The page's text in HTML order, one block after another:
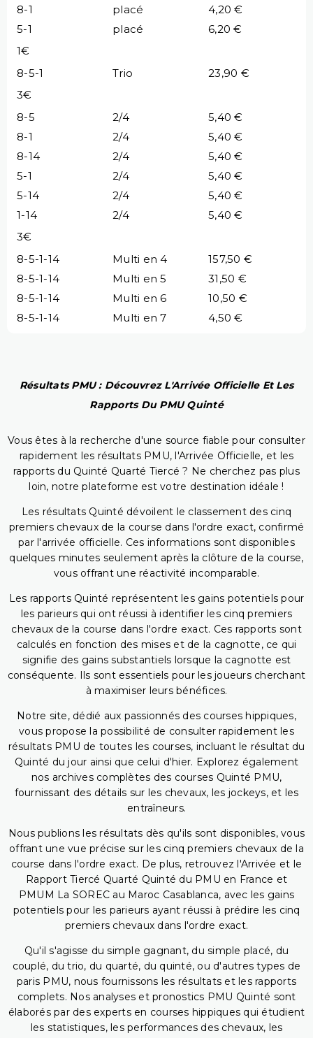
8-1 placé
4,20 €
5-1
placé
6,20 €
1€
8-5-1
Trio
23,90 €
3€
8-5
2/4
5,40 €
8-1
2/4
5,40 €
8-14
2/4
5,40 €
5-1
2/4
5,40 €
5-14
2/4
5,40 €
1-14
2/4
5,40 €
3€
8-5-1-14
Multi en 4
157,50 €
8-5-1-14
Multi en 5
31,50 €
8-5-1-14
Multi en 6
10,50 €
8-5-1-14
Multi en 7 4,50 €
Résultats PMU : Découvrez L'Arrivée Officielle Et Les
Rapports Du PMU Quinté
Vous êtes à la recherche d'une source fiable pour consulter
rapidement les résultats PMU, l'Arrivée Officielle, et les
rapports du Quinté Quarté Tiercé ? Ne cherchez pas plus
loin, notre plateforme est votre destination idéale !
Les résultats Quinté dévoilent le classement des cinq
premiers chevaux de la course dans l'ordre exact, confirmé
par l'arrivée officielle. Ces informations sont disponibles
quelques minutes seulement après la clôture de la course,
vous offrant une réactivité incomparable.
Les rapports Quinté représentent les gains potentiels pour
les parieurs qui ont réussi à identifier les cinq premiers
chevaux de la course dans l'ordre exact. Ces rapports sont
calculés en fonction des mises et de la cagnotte, ce qui
signifie des gains substantiels lorsque la cagnotte est
conséquente. Ils sont essentiels pour les joueurs cherchant
à maximiser leurs bénéfices.
Notre site, dédié aux passionnés des courses hippiques,
vous propose la possibilité de consulter rapidement les
résultats PMU de toutes les courses, incluant le résultat du
Quinté du jour ainsi que celui d'hier. Explorez également
nos archives complètes des courses Quinté PMU,
fournissant des détails sur les chevaux, les jockeys, et les
entraîneurs.
Nous publions les résultats dès qu'ils sont disponibles, vous
offrant une vue précise sur les cinq premiers chevaux de la
course dans l'ordre exact. De plus, retrouvez l'Arrivée et le
Rapport Tiercé Quarté Quinté du PMU en France et
PMUM La SOREC au Maroc Casablanca, avec les gains
potentiels pour les parieurs ayant réussi à prédire les cinq
premiers chevaux dans l'ordre exact.
Qu'il s'agisse du simple gagnant, du simple placé, du
couplé, du trio, du quarté, du quinté, ou d'autres types de
paris PMU, nous fournissons les résultats et les rapports
complets. Nos analyses et pronostics PMU Quinté sont
élaborés par des experts en courses hippiques qui étudient
les statistiques, les performances des chevaux, les